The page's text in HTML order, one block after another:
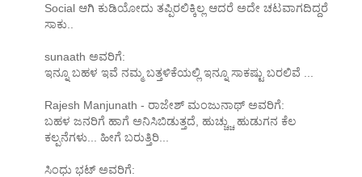
Social ಆಗಿ ಕುಡಿಯೋದು ತಪ್ಪಿರಲಿಕ್ಕಿಲ್ಲ ಆದರೆ ಅದೇ ಚಟವಾಗದಿದ್ದರೆ
ಸಾಕು..
sunaath ಅವರಿಗೆ:
ಇನ್ನೂ ಬಹಳ ಇವೆ ನಮ್ಮ ಬತ್ತಳಿಕೆಯಲ್ಲಿ ಇನ್ನೂ ಸಾಕಷ್ಟು ಬರಲಿವೆ ...
Rajesh Manjunath - ರಾಜೇಶ್ ಮಂಜುನಾಥ್ ಅವರಿಗೆ:
ಬಹಳ ಜನರಿಗೆ ಹಾಗೆ ಅನಿಸಿಬಿಡುತ್ತದೆ, ಹುಚ್ಚ್ಚು ಹುಡುಗನ ಕೆಲ
ಕಲ್ಪನೆಗಳು... ಹೀಗೆ ಬರುತ್ತಿರಿ...
ಸಿಂಧು ಭಟ್ ಅವರಿಗೆ: